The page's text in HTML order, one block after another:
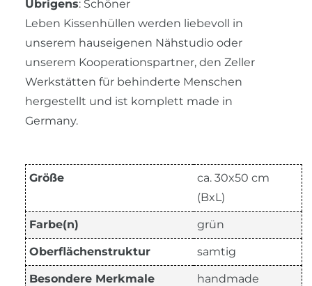
Übrigens: Schöner
Leben Kissenhüllen werden liebevoll in
unserem hauseigenen Nähstudio oder
unserem Kooperationspartner, den Zeller
Werkstätten für behinderte Menschen
hergestellt und ist komplett made in
Germany.
Größe
ca. 30x50 cm
(BxL)
Farbe(n) grün
Oberflächenstruktur samtig
Besondere Merkmale
handmade